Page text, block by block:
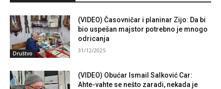
Društvo
(VIDEO) Časovničar i planinar Zijo: Da bi
bio uspešan majstor potrebno je mnogo
odricanja
31/12/2025
(VIDEO) Obućar Ismail Salković Car:
Ahte-vahte se nešto zaradi, nekada je